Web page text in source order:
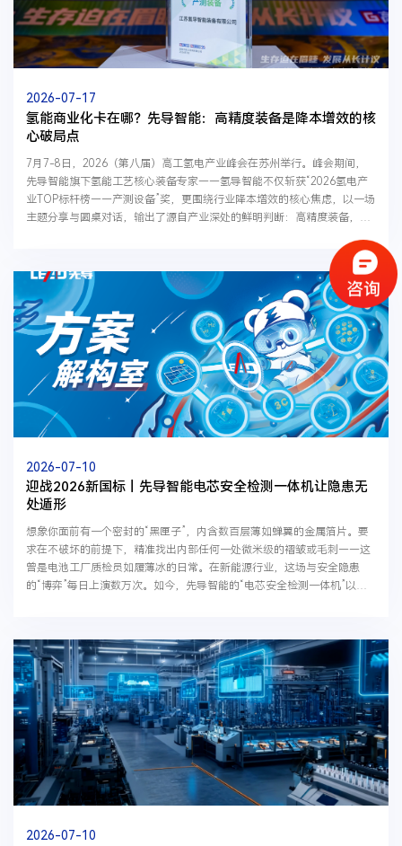
2026-07-17
氢能商业化卡在哪？先导智能：高精度装备是降本增效的核
心破局点
7月7-8日，2026（第八届）高工氢电产业峰会在苏州举行。峰会期间，
先导智能旗下氢能工艺核心装备专家——氢导智能不仅斩获“2026氢电产
业TOP标杆榜——产测设备”奖，更围绕行业降本增效的核心焦虑，以一场
主题分享与圆桌对话，输出了源自产业深处的鲜明判断：高精度装备，正
2026-07-10
迎战2026新国标丨先导智能电芯安全检测一体机让隐患无
处遁形
想象你面前有一个密封的“黑匣子”，内含数百层薄如蝉翼的金属箔片。要
求在不破坏的前提下，精准找出内部任何一处微米级的褶皱或毛刺——这
曾是电池工厂质检员如履薄冰的日常。在新能源行业，这场与安全隐患
的“博弈”每日上演数万次。如今，先导智能的“电芯安全检测一体机”以科
2026-07-10